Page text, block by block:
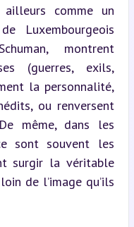
ailleurs comme un
Luxembourgeois
montrent
(guerres, exils,
la personnalité,
ou renversent
même, dans les
sont souvent les
surgir la véritable
de l’image qu’ils